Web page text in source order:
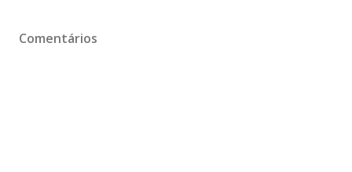
Comentários